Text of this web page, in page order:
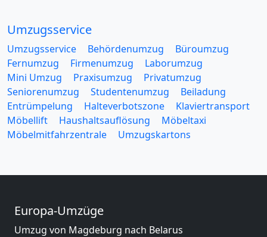
Umzugsservice
Umzugsservice Behördenumzug
Büroumzug
Fernumzug
Firmenumzug
Laborumzug
Mini Umzug
Praxisumzug
Privatumzug
Seniorenumzug
Studentenumzug
Beiladung
Entrümpelung
Halteverbotszone
Klaviertransport
Möbellift
Haushaltsauflösung
Möbeltaxi
Möbelmitfahrzentrale
Umzugskartons
Europa-Umzüge
Umzug von Magdeburg nach Belarus